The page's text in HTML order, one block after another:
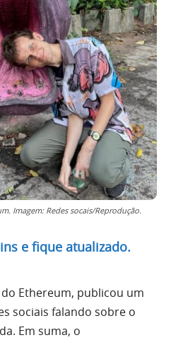
Imagem: Redes socais/Reprodução.
e fique atualizado.
Ethereum, publicou um
sociais falando sobre o
Em suma, o